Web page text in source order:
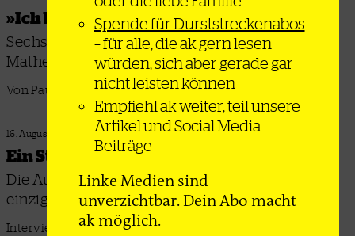
»Ich bin immer ein Genosse«
Sechs Schlaglichter auf Menschen, die
Mathematik und Politik betrieben haben
Von Paul Dziedzic, David Schrittesser und Nelli Tügel
16. August 2022
Ein Stück verlorene Utopie
Die Ausstellung »Doors of Learning« zeigt eine
einzigartige afrikanische Freiheitsgeschichte
Interview: Paul Dziedzic
Spende für Durststreckenabos
– für alle, die ak gern lesen
würden, sich aber gerade gar
nicht leisten können
Empfiehl ak weiter, teil unsere
Artikel und Social Media
Beiträge
Linke Medien sind
unverzichtbar. Dein Abo macht
ak möglich.